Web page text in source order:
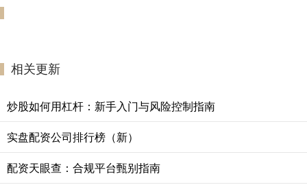
相关更新
炒股如何用杠杆：新手入门与风险控制指南
实盘配资公司排行榜（新）
配资天眼查：合规平台甄别指南